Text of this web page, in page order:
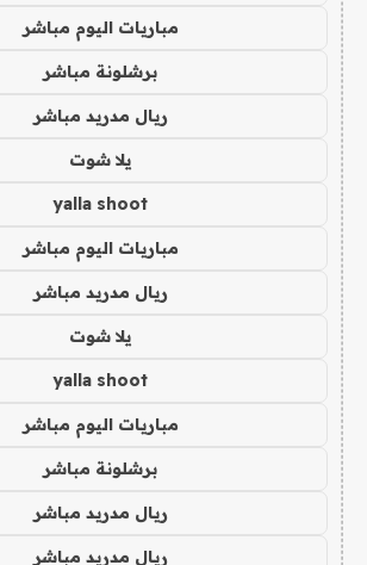
مباريات اليوم مباشر
برشلونة مباشر
ريال مدريد مباشر
يلا شوت
yalla shoot
مباريات اليوم مباشر
ريال مدريد مباشر
يلا شوت
yalla shoot
مباريات اليوم مباشر
برشلونة مباشر
ريال مدريد مباشر
ريال مدريد مباشر